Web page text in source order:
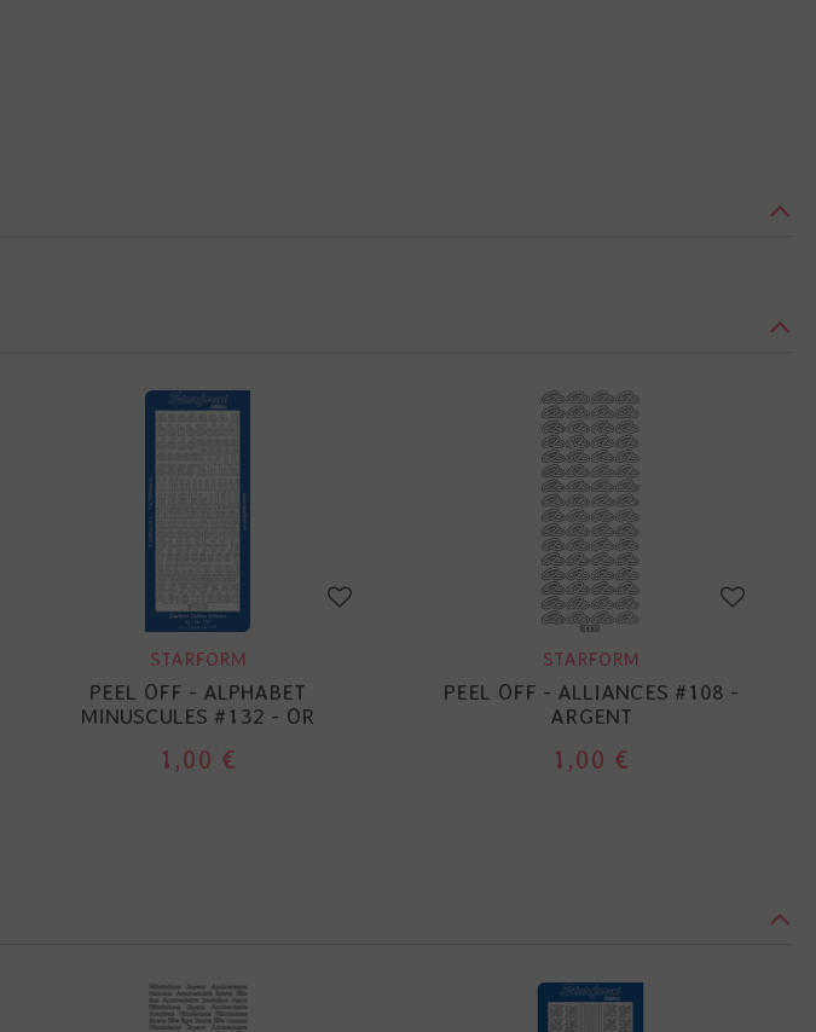
STARFORM
PEEL OFF - ALPHABET
MINUSCULES #132 - OR
1,00 €
STARFORM
PEEL OFF - ALLIANCES #108 -
ARGENT
1,00 €